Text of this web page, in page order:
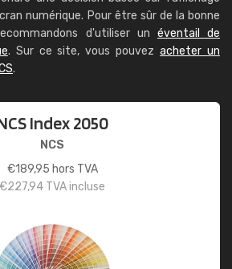
numérique. Pour être sûr de la bonne
d'utiliser un éventail de
. Sur ce site, vous pouvezacheter un
.
Index 2050
NCS
€189,95 hors TVA
€227,94 TVA incluse